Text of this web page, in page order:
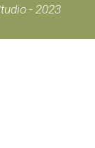
- 2023